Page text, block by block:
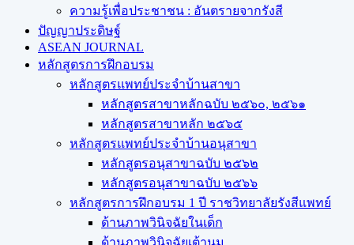
ความรู้เพื่อประชาชน : อันตรายจากรังสี
ปัญญาประดิษฐ์
ASEAN JOURNAL
หลักสูตรการฝึกอบรม
หลักสูตรแพทย์ประจำบ้านสาขา
หลักสูตรสาขาหลักฉบับ ๒๕๖๐, ๒๕๖๑
หลักสูตรสาขาหลัก ๒๕๖๕
หลักสูตรแพทย์ประจำบ้านอนุสาขา
หลักสูตรอนุสาขาฉบับ ๒๕๖๒
หลักสูตรอนุสาขาฉบับ ๒๕๖๖
หลักสูตรการฝึกอบรม 1 ปี ราชวิทยาลัยรังสีแพทย์
ด้านภาพวินิจฉัยในเด็ก
ด้านภาพวินิจฉัยเต้านม